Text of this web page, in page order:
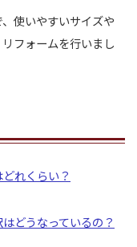
使いやすいサイズや
フォームを行いまし
れくらい？
どうなっているの？